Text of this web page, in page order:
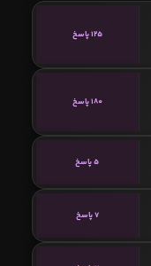
125 پاسخ
180 پاسخ
5 پاسخ
7 پاسخ